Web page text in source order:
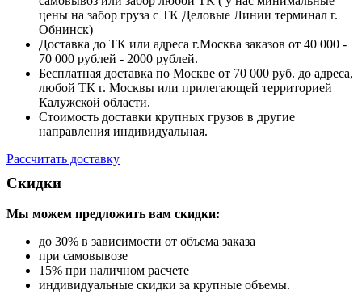
цены на забор груза с ТК Деловые Линии терминал г.
Обнинск)
Доставка до ТК или адреса г.Москва заказов от 40 000 -
70 000 рублей - 2000 рублей.
Бесплатная доставка по Москве от 70 000 руб. до адреса,
любой ТК г. Москвы или прилегающей территорией
Калужской области.
Стоимость доставки крупных грузов в другие
направления индивидуальная.
Рассчитать доставку
Скидки
Мы можем предложить вам скидки:
до 30% в зависимости от объема заказа
при самовывозе
15% при наличном расчете
индивидуальные скидки за крупные объемы.